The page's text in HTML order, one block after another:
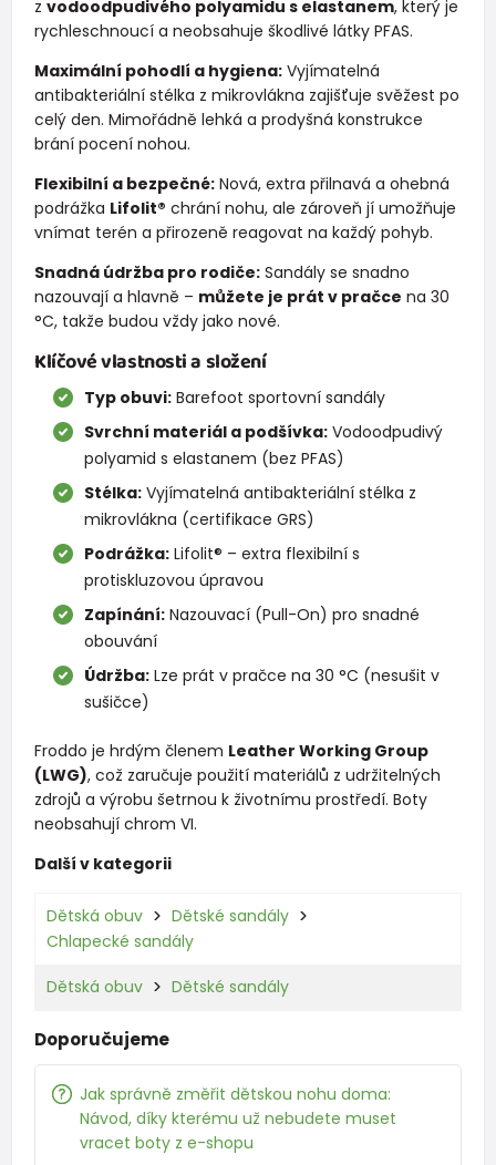
z vodoodpudivého polyamidu s elastanem, který je
rychleschnoucí a neobsahuje škodlivé látky PFAS.
Maximální pohodlí a hygiena:Vyjímatelná
antibakteriální stélka z mikrovlákna zajišťuje svěžest po
celý den. Mimořádně lehká a prodyšná konstrukce
brání pocení nohou.
Flexibilní a bezpečné:Nová, extra přilnavá a ohebná
podrážka Lifolit® chrání nohu, ale zároveň jí umožňuje
vnímat terén a přirozeně reagovat na každý pohyb.
Snadná údržba pro rodiče:Sandály se snadno
nazouvají a hlavně – můžete je prát v pračce na 30
°C, takže budou vždy jako nové.
Klíčové vlastnosti a složení
Typ obuvi: Barefoot sportovní sandály
Svrchní materiál a podšívka: Vodoodpudivý
polyamid s elastanem (bez PFAS)
Stélka: Vyjímatelná antibakteriální stélka z
mikrovlákna (certifikace GRS)
Podrážka: Lifolit® – extra flexibilní s
protiskluzovou úpravou
Zapínání: Nazouvací (Pull-On) pro snadné
obouvání
Údržba: Lze prát v pračce na 30 °C (nesušit v
sušičce)
Froddo je hrdým členem Leather Working Group
(LWG), což zaručuje použití materiálů z udržitelných
zdrojů a výrobu šetrnou k životnímu prostředí. Boty
neobsahují chrom VI.
Další v kategorii
Dětská obuv
Dětské sandály
Chlapecké sandály
Dětská obuv Dětské sandály
Doporučujeme
Jak správně změřit dětskou nohu doma:
Návod, díky kterému už nebudete muset
vracet boty z e-shopu